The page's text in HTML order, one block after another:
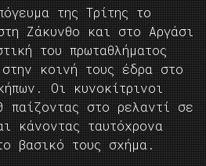
της Τρίτης το
Ζάκυνθο και στο Αργάσι
του πρωταθλήματος
κοινή τους έδρα στο
Οι κυνοκίτρινοι
παίζοντας στο ρελαντί σε
κάνοντας ταυτόχρονα
βασικό τους σχήμα.